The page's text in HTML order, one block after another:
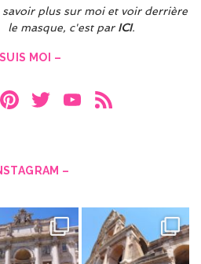
savoir plus sur moi et voir derrière
le masque, c'est par ICI.
MOI –
In Pi
es
t
T
er
Y
u
b
e
–